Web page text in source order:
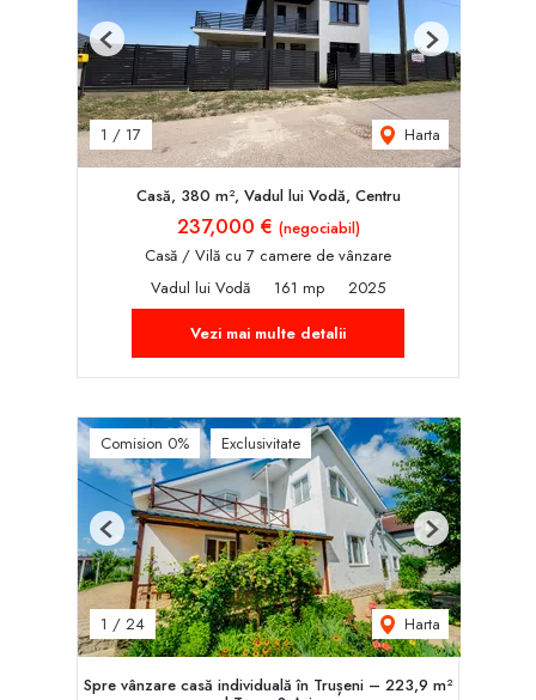
1 / 17 Harta
Previous Next
Casă, 380 m², Vadul lui Vodă, Centru
237,000 € (negociabil)
Casă / Vilă cu 7 camere de vânzare
Vadul lui Vodă
161 mp
2025
Vezi mai multe detalii
Comision 0% Exclusivitate
1 / 24 Harta
Previous Next
Spre vânzare casă individuală în Trușeni – 223,9 m²